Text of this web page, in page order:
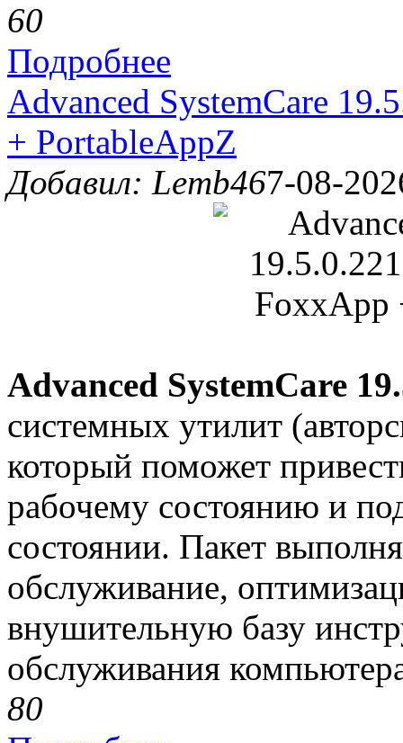
60
Подробнее
Advanced SystemCare
+ PortableAppZ
Добавил: Lemb467-08-
Advanced SystemCare
системных утилит
который поможет
рабочему состоянию и
состоянии. Пакет
обслуживание,
внушительную базу
обслуживания
80